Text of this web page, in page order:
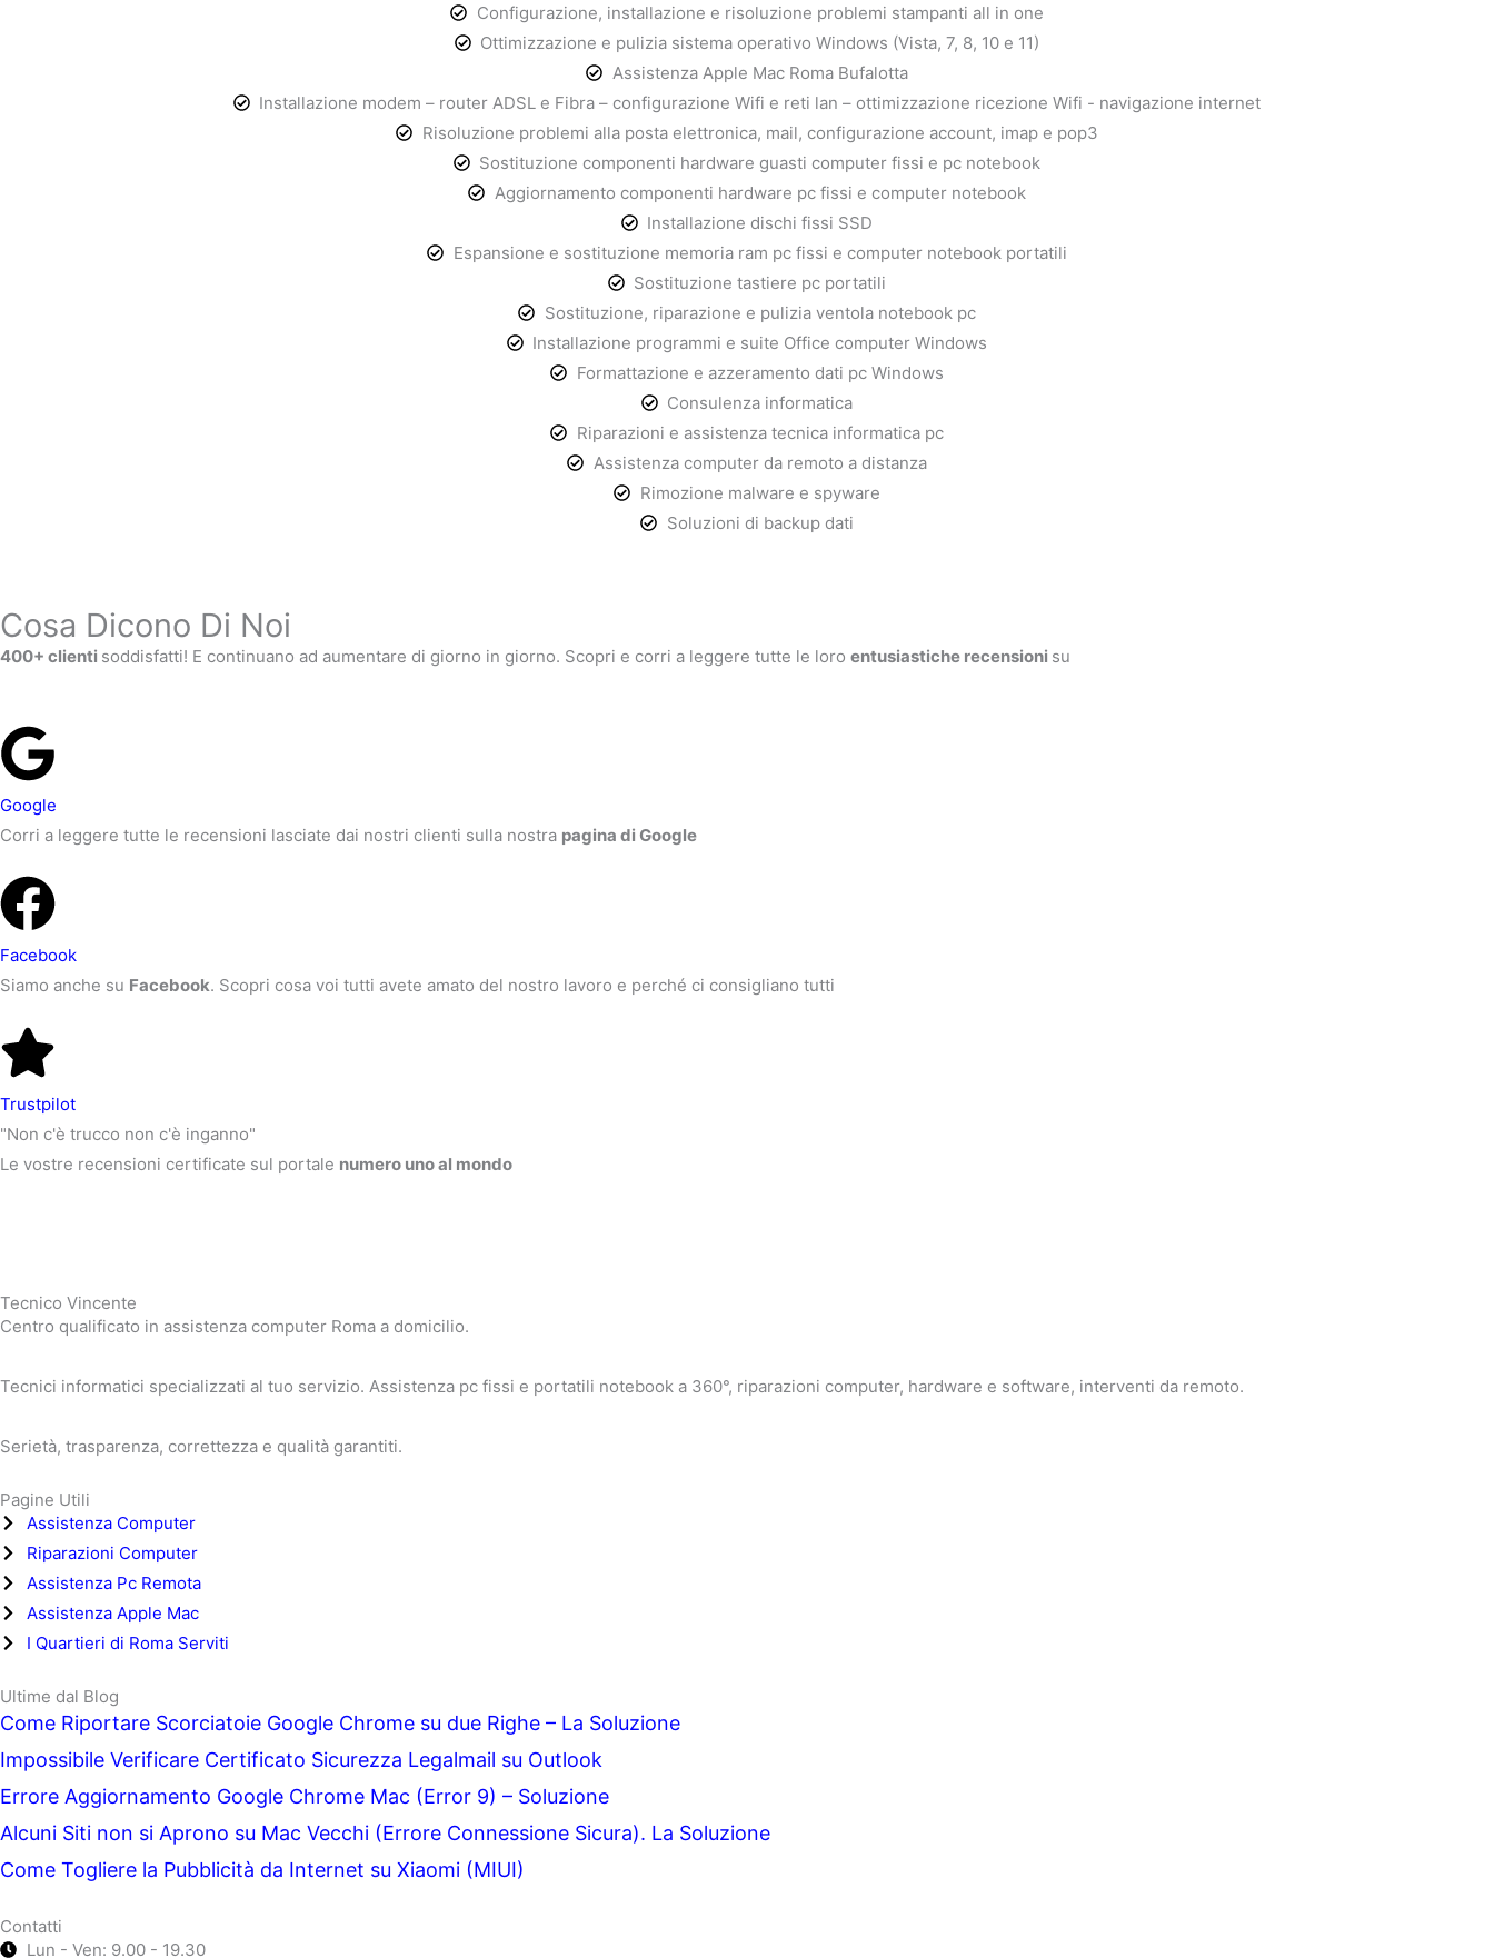
Configurazione, installazione e risoluzione problemi stampanti all in one
Ottimizzazione e pulizia sistema operativo Windows (Vista, 7, 8, 10 e 11)
Assistenza Apple Mac Roma Bufalotta
Installazione modem – router ADSL e Fibra – configurazione Wifi e reti lan – ottimizzazione ricezione Wifi - navigazione internet
Risoluzione problemi alla posta elettronica, mail, configurazione account, imap e pop3
Sostituzione componenti hardware guasti computer fissi e pc notebook
Aggiornamento componenti hardware pc fissi e computer notebook
Installazione dischi fissi SSD
Espansione e sostituzione memoria ram pc fissi e computer notebook portatili
Sostituzione tastiere pc portatili
Sostituzione, riparazione e pulizia ventola notebook pc
Installazione programmi e suite Office computer Windows
Formattazione e azzeramento dati pc Windows
Consulenza informatica
Riparazioni e assistenza tecnica informatica pc
Assistenza computer da remoto a distanza
Rimozione malware e spyware
Soluzioni di backup dati
Cosa Dicono Di Noi
400+ clienti soddisfatti! E continuano ad aumentare di giorno in giorno. Scopri e corri a leggere tutte le loro entusiastiche recensioni su
Google
Corri a leggere tutte le recensioni lasciate dai nostri clienti sulla nostra pagina di Google
Facebook
Siamo anche su Facebook. Scopri cosa voi tutti avete amato del nostro lavoro e perché ci consigliano tutti
Trustpilot
"Non c'è trucco non c'è inganno"
Le vostre recensioni certificate sul portale numero uno al mondo
Tecnico Vincente
Centro qualificato in assistenza computer Roma a domicilio.
Tecnici informatici specializzati al tuo servizio. Assistenza pc fissi e portatili notebook a 360°, riparazioni computer, hardware e software, interventi da remoto.
Serietà, trasparenza, correttezza e qualità garantiti.
Pagine Utili
Assistenza Computer
Riparazioni Computer
Assistenza Pc Remota
Assistenza Apple Mac
I Quartieri di Roma Serviti
Ultime dal Blog
Come Riportare Scorciatoie Google Chrome su due Righe – La Soluzione
Impossibile Verificare Certificato Sicurezza Legalmail su Outlook
Errore Aggiornamento Google Chrome Mac (Error 9) – Soluzione
Alcuni Siti non si Aprono su Mac Vecchi (Errore Connessione Sicura). La Soluzione
Come Togliere la Pubblicità da Internet su Xiaomi (MIUI)
Contatti
Lun - Ven: 9.00 - 19.30